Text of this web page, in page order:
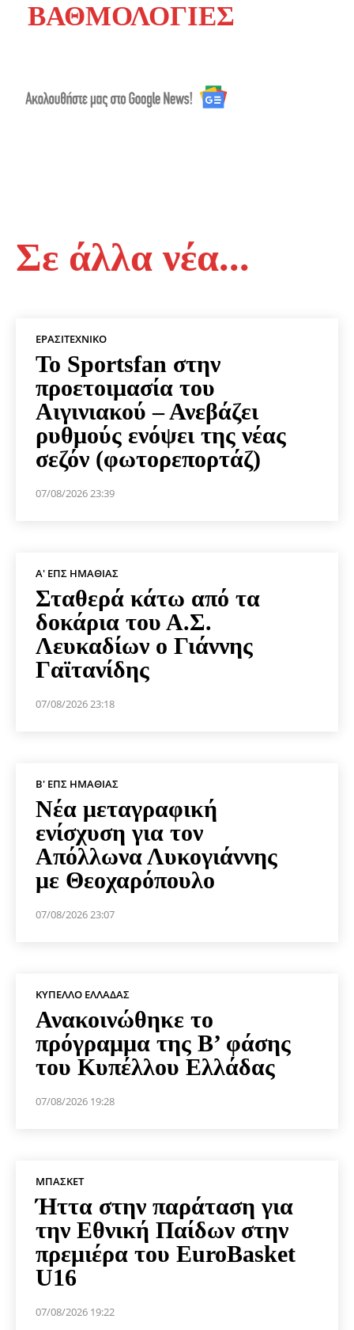
ΒΑΘΜΟΛΟΓΙΕΣ
Σε άλλα νέα...
ΕΡΑΣΙΤΕΧΝΙΚΟ
Το Sportsfan στην
προετοιμασία του
Αιγινιακού – Ανεβάζει
ρυθμούς ενόψει της νέας
σεζόν (φωτορεπορτάζ)
07/08/2026 23:39
Α' ΕΠΣ ΗΜΑΘΊΑΣ
Σταθερά κάτω από τα
δοκάρια του Α.Σ.
Λευκαδίων ο Γιάννης
Γαϊτανίδης
07/08/2026 23:18
Β' ΕΠΣ ΗΜΑΘΊΑΣ
Νέα μεταγραφική
ενίσχυση για τον
Απόλλωνα Λυκογιάννης
με Θεοχαρόπουλο
07/08/2026 23:07
ΚΎΠΕΛΛΟ ΕΛΛΆΔΑΣ
Ανακοινώθηκε το
πρόγραμμα της Β’ φάσης
του Κυπέλλου Ελλάδας
07/08/2026 19:28
ΜΠΆΣΚΕΤ
Ήττα στην παράταση για
την Εθνική Παίδων στην
πρεμιέρα του EuroBasket
U16
07/08/2026 19:22